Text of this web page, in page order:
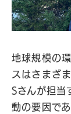
地球規模の
スはさまざ
Sさんが担当
動の要因で